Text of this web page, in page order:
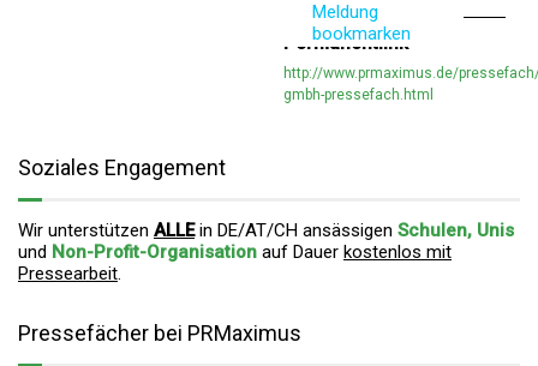
Meldung
bookmarken
Permanentlink
http://www.prmaximus.de/
gmbh-pressefach.html
Soziales Engagement
Wir unterstützen ALLEin DE/AT/CH ansässigen Schulen, Unis
und Non-Profit-Organisation auf Dauer kostenlos mit
Pressearbeit.
Pressefächer bei PRMaximus